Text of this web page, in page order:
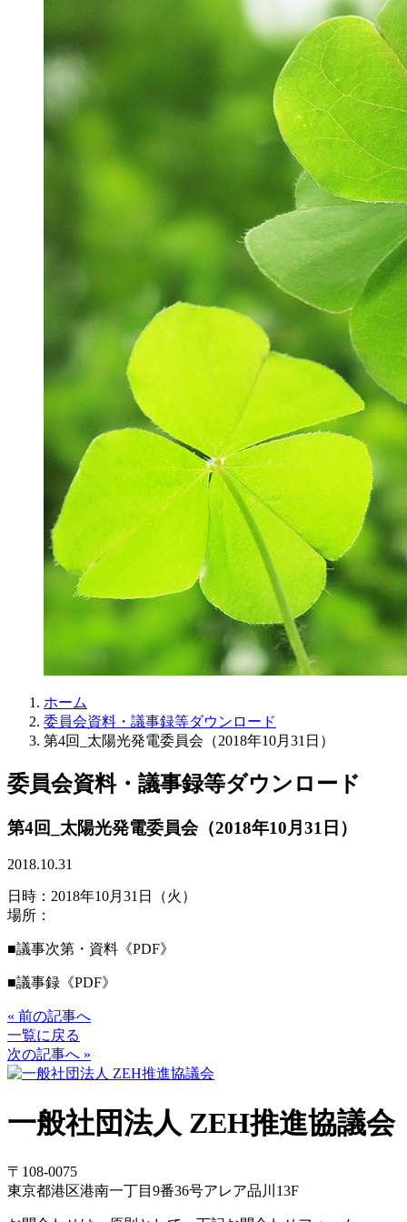
ホーム
委員会資料・議事録等ダウンロード
第4回_太陽光発電委員会（2018年10月31日）
委員会資料・議事録等ダウンロード
第4回_太陽光発電委員会（2018年10月31日）
2018.10.31
日時：2018年10月31日（火）
場所：
■議事次第・資料 《PDF》
■議事録 《PDF》
« 前の記事へ
一覧に戻る
次の記事へ »
一般社団法人 ZEH推進協議会
〒108-0075
東京都港区港南一丁目9番36号アレア品川13F